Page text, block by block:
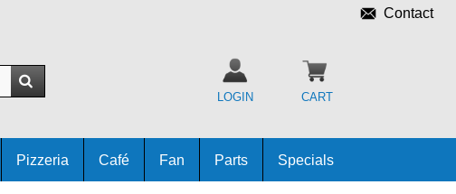
Contact
LOGIN CART
Pizzeria Café Fan Parts Specials